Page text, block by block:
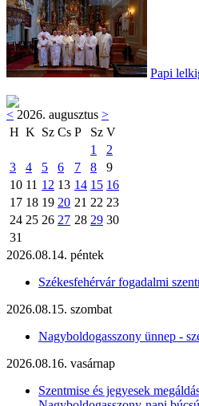
Papi
< 2026. augusztus >
H K Sz Cs P Sz V
1
2
3
4 5 6 7 8
9
10 11 12 13 14 15 16
17 18 19 20 21 22 23
24 25 26 27 28 29 30
31
2026.08.14. péntek
Székesfehérvár fogadalmi
2026.08.15. szombat
Nagyboldogasszony ünnep -
2026.08.16. vasárnap
Szentmise és jegyesek